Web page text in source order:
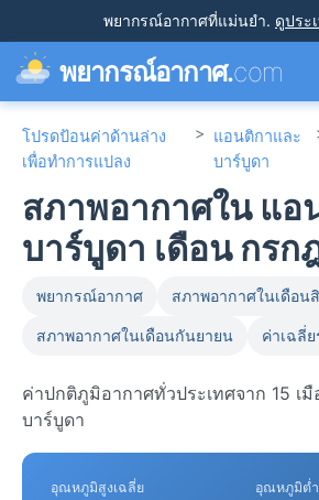
พยากรณ์อากาศที่แม่นยำ. ดูประ
พยากรณ์อากาศ.com
โปรดป้อนค่าด้านล่าง
เพื่อทำการแปลง
> แอนติกาและ
บาร์บูดา
สภาพอากาศใน แอ
บาร์บูดา เดือน กรก
พยากรณ์อากาศ สภาพอากาศในเดือน
สภาพอากาศในเดือนกันยายน ค่าเฉลี่
ค่าปกติภูมิอากาศทั่วประเทศจาก 15 เ
บาร์บูดา
อุณหภูมิสูงเฉลี่ย อุณหภูมิต่ำ